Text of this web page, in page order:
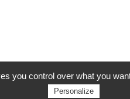
you control over what you
Personalize